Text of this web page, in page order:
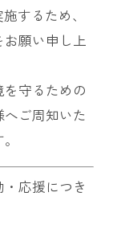
するため、
願い申し上
守るための
ご周知いた
応援につき